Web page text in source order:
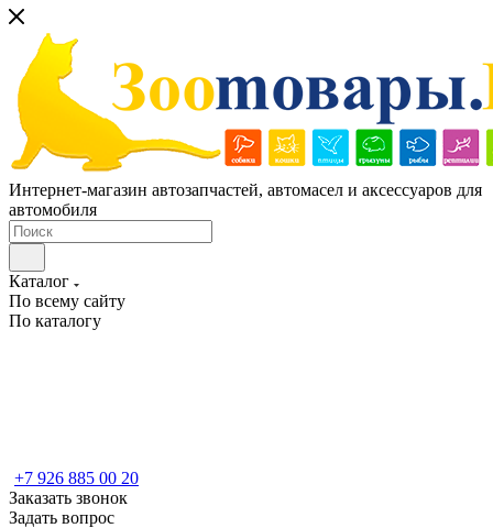
Интернет-магазин автозапчастей, автомасел и аксессуаров для
автомобиля
Каталог
По всему сайту
По каталогу
+7 926 885 00 20
Заказать звонок
Задать вопрос